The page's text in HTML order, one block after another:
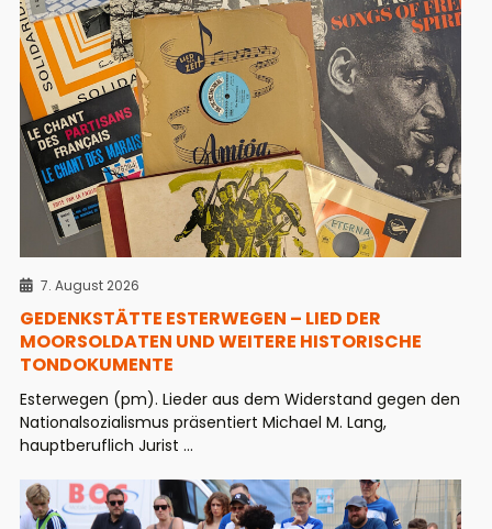
7. August 2026
GEDENKSTÄTTE ESTERWEGEN – LIED DER
MOORSOLDATEN UND WEITERE HISTORISCHE
TONDOKUMENTE
Esterwegen (pm). Lieder aus dem Widerstand gegen den
Nationalsozialismus präsentiert Michael M. Lang,
hauptberuflich Jurist ...